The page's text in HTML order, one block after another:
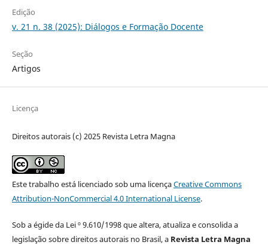
Edição
v. 21 n. 38 (2025): Diálogos e Formação Docente
Seção
Artigos
Licença
Direitos autorais (c) 2025 Revista Letra Magna
Este trabalho está licenciado sob uma licençaCreative Commons
Attribution-NonCommercial 4.0 International License.
Sob a égide da Lei º 9.610/1998 que altera, atualiza e consolida a
legislação sobre direitos autorais no Brasil, a Revista Letra Magna